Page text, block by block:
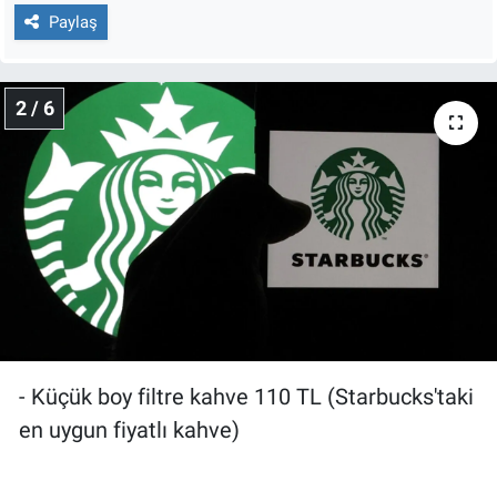
Paylaş
2 / 6
- Küçük boy filtre kahve 110 TL (Starbucks'taki
en uygun fiyatlı kahve)
Ne demişti
Popüler
Programlar
Sağlık
Spor
Türkiye'nin Geleceği